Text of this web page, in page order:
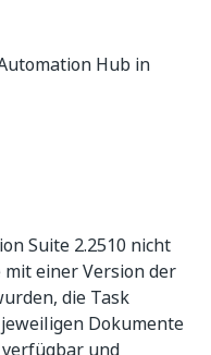
Hub in
Suite 2.2510 nicht
einer Version der
die Task
Dokumente
und